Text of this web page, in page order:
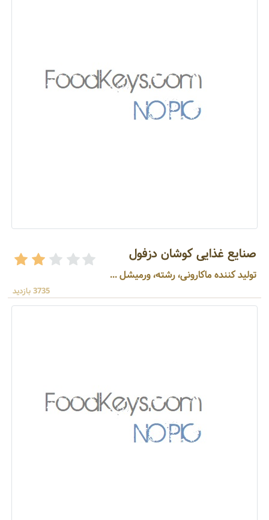
صنایع غذایی کوشان دزفول
تولید کننده ماکارونی، رشته، ورمیشل ...
3735 بازدید